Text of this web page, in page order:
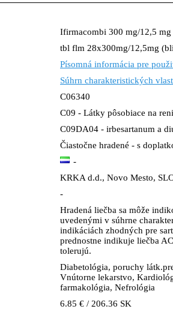
Ifirmacombi 300 mg/12,5
tbl flm 28x300mg/12,5mg
Písomná informácia pre
Súhrn charakteristických
C06340
C09 - Látky pôsobiace na
C09DA04 - irbesartanum a
Čiastočne hradené - s
-
KRKA d.d., Novo Mesto,
-
Hradená liečba sa môže
uvedenými v súhrne
indikáciách zhodných pre
prednostne indikuje liečba
tolerujú.
Diabetológia, poruchy
Vnútorne lekarstvo,
farmakológia, Nefrológia
6.85 € / 206.36 SK